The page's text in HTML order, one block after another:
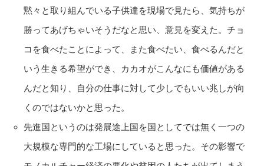
黙々と取り組んでいる子供達を現場で見たら、気持ちが
勝ってあげちゃいそうだなと思い、意見を変えた。チョ
コを食べたことによって、また食べたい、食べるんだと
いう生きる希望ができ、カカオがこんなにも価値がある
んだと知り、自分の仕事に対して少しでもいい兆しが向
くのではないかと思った。
先進国というのは発展途上国を国としてでは無く一つの
大規模な専門的な工場にしていると思った。その影響で